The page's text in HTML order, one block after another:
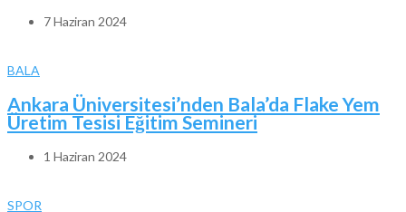
7 Haziran 2024
BALA
Ankara Üniversitesi’nden Bala’da Flake Yem
Üretim Tesisi Eğitim Semineri
1 Haziran 2024
SPOR